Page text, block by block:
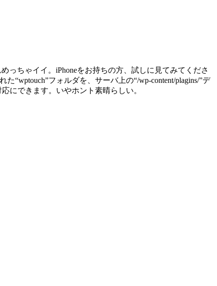
っちゃイイ。iPhoneをお持ちの方、試しに見てみてくださ
フォルダを、サーバ上の“/wp-content/plagins/”デ
にできます。いやホント素晴らしい。